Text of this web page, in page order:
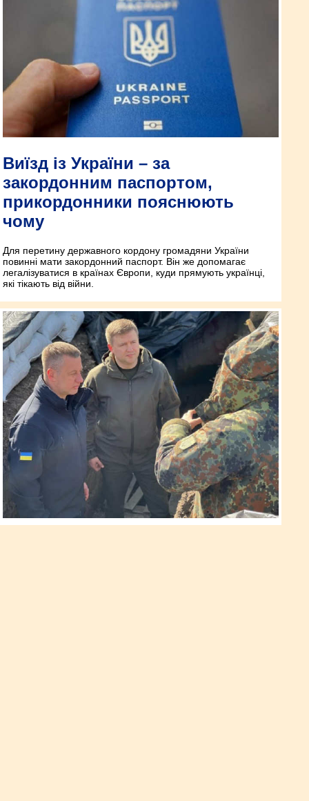
Виїзд із України – за
закордонним паспортом,
прикордонники пояснюють
чому
Для перетину державного кордону громадяни України
повинні мати закордонний паспорт. Він же допомагає
легалізуватися в країнах Європи, куди прямують українці,
які тікають від війни.